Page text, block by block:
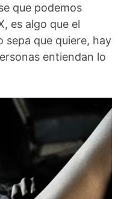
que podemos
es algo que el
sepa que quiere, hay
entiendan lo